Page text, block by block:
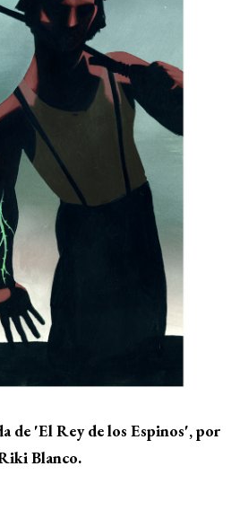
de 'El Rey de los Espinos', por
Blanco.